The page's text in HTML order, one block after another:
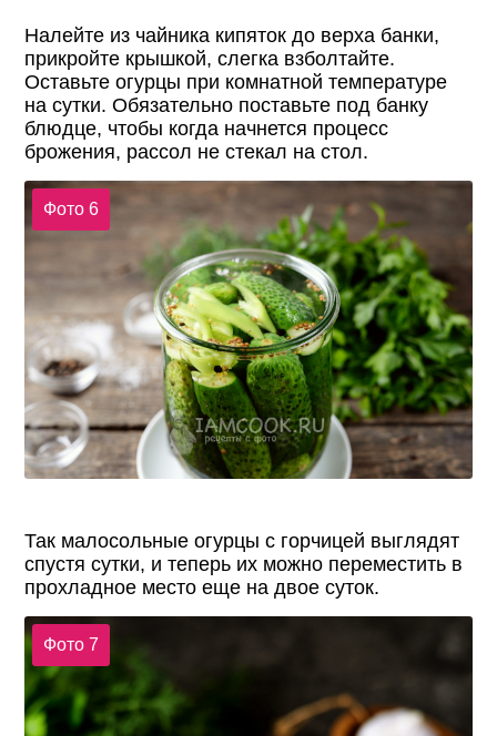
Налейте из чайника кипяток до верха банки,
прикройте крышкой, слегка взболтайте.
Оставьте огурцы при комнатной температуре
на сутки. Обязательно поставьте под банку
блюдце, чтобы когда начнется процесс
брожения, рассол не стекал на стол.
Фото 6
Так малосольные огурцы с горчицей выглядят
спустя сутки, и теперь их можно переместить в
прохладное место еще на двое суток.
Фото 7